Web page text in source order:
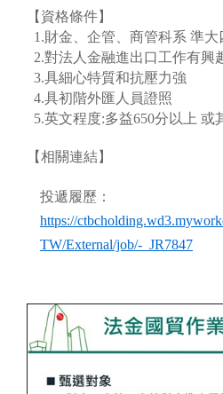
【資格條件】
1.財金、企管、商管科系 準大
2.對法人金融進出口工作有興
3.具細心特質和抗壓力強
4.具初階外匯人員證照
5.英文程度:多益650分以上 或
【相關連結】
投遞履歷：
https://
TW/External/job/-_JR7847